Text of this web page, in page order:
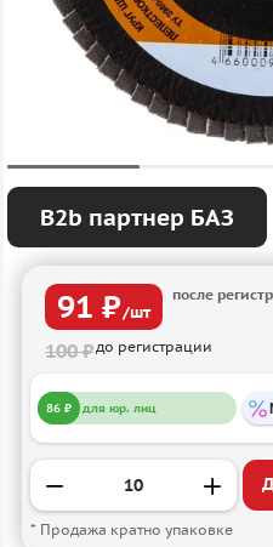
B2b партнер БАЗ
91 ₽/шт
после
100 ₽до регистрации
86 ₽ для юр. лиц
* Продажа кратно упаковке